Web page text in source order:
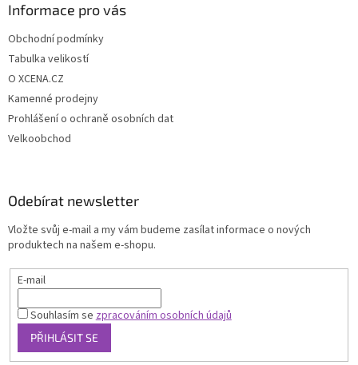
Informace pro vás
Obchodní podmínky
Tabulka velikostí
O XCENA.CZ
Kamenné prodejny
Prohlášení o ochraně osobních dat
Velkoobchod
Odebírat newsletter
Vložte svůj e-mail a my vám budeme zasílat informace o nových
produktech na našem e-shopu.
E-mail
Souhlasím sezpracováním osobních údajů
PŘIHLÁSIT SE